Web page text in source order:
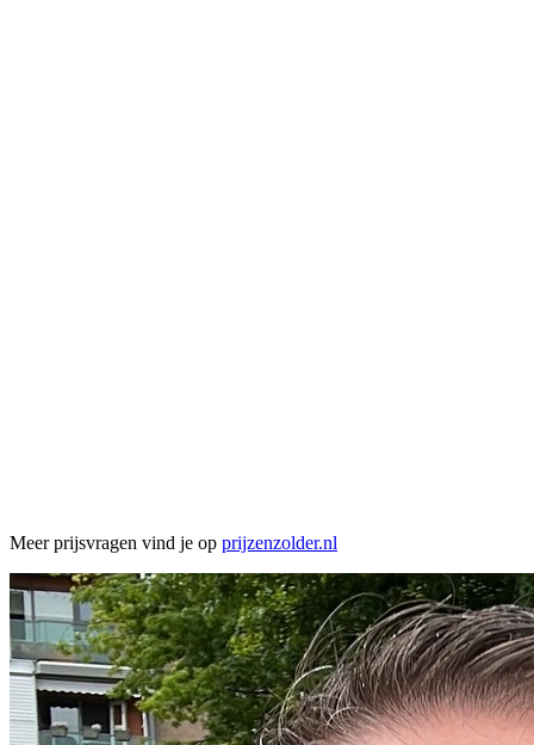
Meer prijsvragen vind je op prijzenzolder.nl